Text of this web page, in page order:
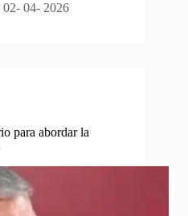
02- 04- 2026
para abordar la